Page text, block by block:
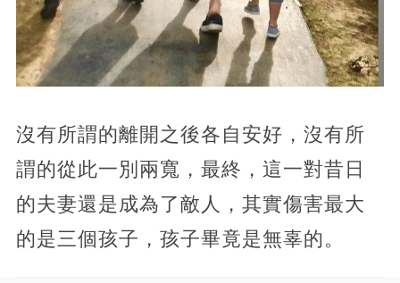
沒有所謂的離開之後各自安好，沒有所
謂的從此一別兩寬，最終，這一對昔日
的夫妻還是成為了敵人，其實傷害最大
的是三個孩子，孩子畢竟是無辜的。